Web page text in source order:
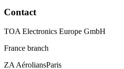
Contact
TOA Electronics Europe GmbH
France branch
ZA AéroliansParis